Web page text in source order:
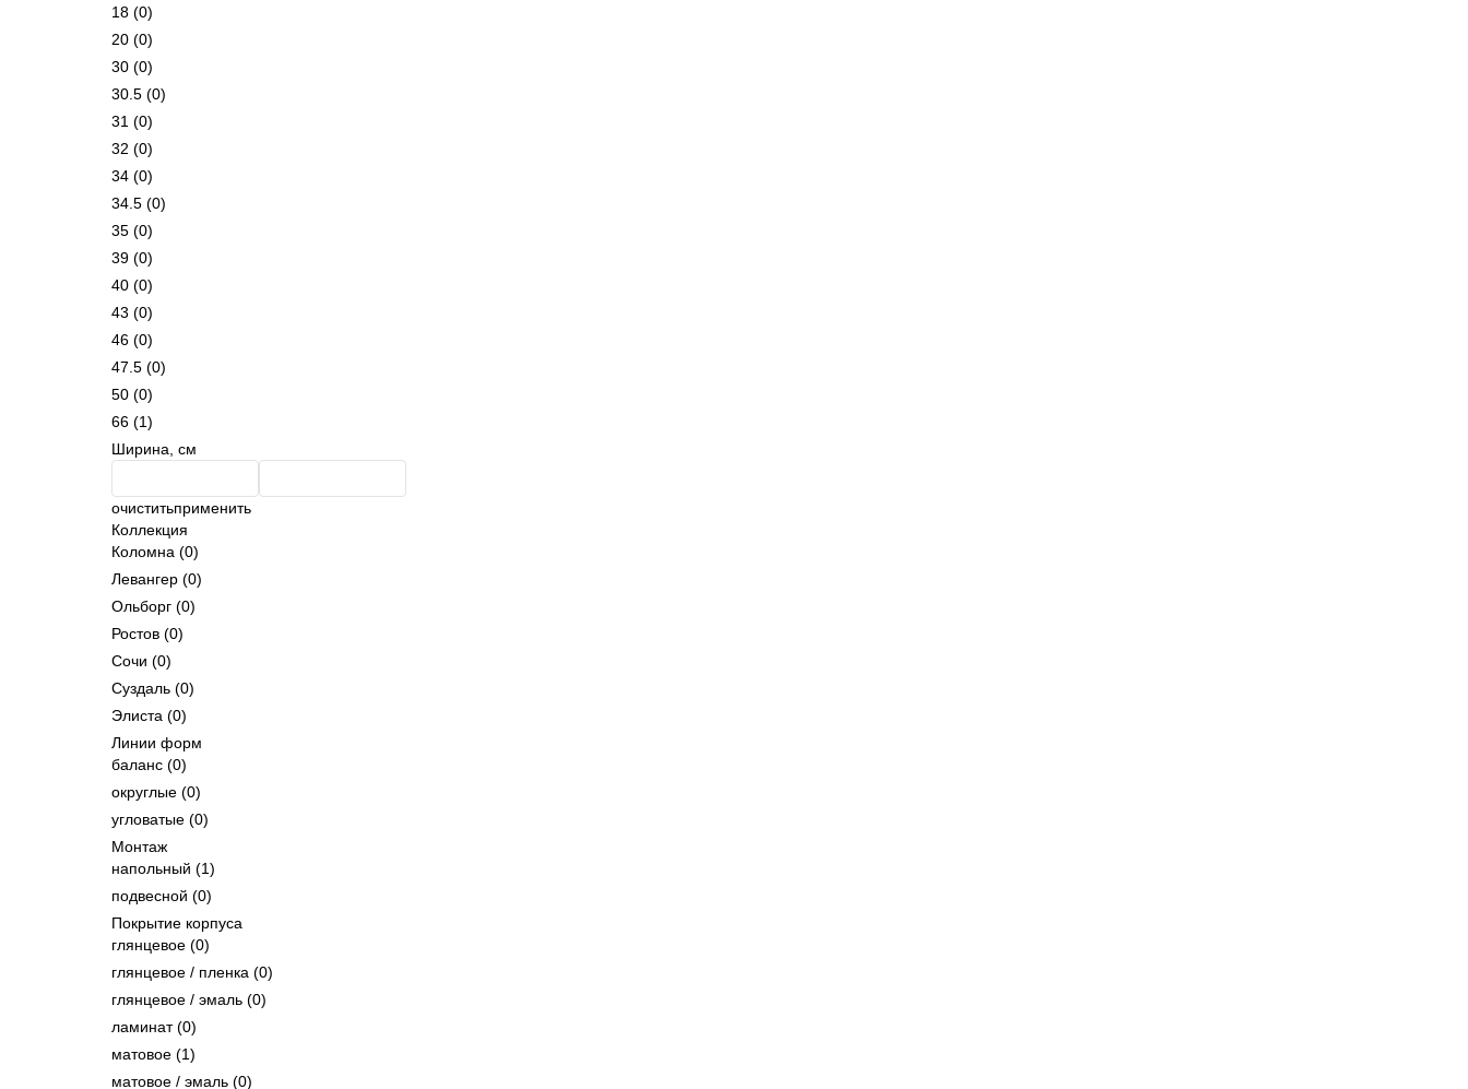
18 (0)
20 (0)
30 (0)
30.5 (0)
31 (0)
32 (0)
34 (0)
34.5 (0)
35 (0)
39 (0)
40 (0)
43 (0)
46 (0)
47.5 (0)
50 (0)
66 (1)
Ширина, см
очиститьприменить
Коллекция
Коломна (0)
Левангер (0)
Ольборг (0)
Ростов (0)
Сочи (0)
Суздаль (0)
Элиста (0)
Линии форм
баланс (0)
округлые (0)
угловатые (0)
Монтаж
напольный (1)
подвесной (0)
Покрытие корпуса
глянцевое (0)
глянцевое / пленка (0)
глянцевое / эмаль (0)
ламинат(0)
матовое (1)
матовое / эмаль (0)